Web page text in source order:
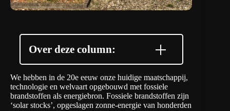
Over deze column:
We hebben in de 20e eeuw onze huidige maatschappij,
technologie en welvaart opgebouwd met fossiele
brandstoffen als energiebron. Fossiele brandstoffen zijn
‘solar stocks’, opgeslagen zonne-energie van honderden